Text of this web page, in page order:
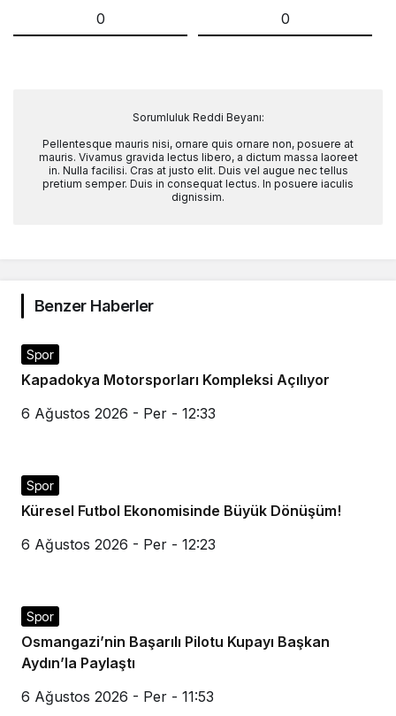
0 0
Sorumluluk Reddi Beyanı:
Pellentesque mauris nisi, ornare quis ornare non, posuere at
mauris. Vivamus gravida lectus libero, a dictum massa laoreet
in. Nulla facilisi. Cras at justo elit. Duis vel augue nec tellus
pretium semper. Duis in consequat lectus. In posuere iaculis
dignissim.
Benzer Haberler
Spor
Kapadokya Motorsporları Kompleksi Açılıyor
6 Ağustos 2026 - Per - 12:33
Spor
Küresel Futbol Ekonomisinde Büyük Dönüşüm!
6 Ağustos 2026 - Per - 12:23
Spor
Osmangazi’nin Başarılı Pilotu Kupayı Başkan
Aydın’la Paylaştı
6 Ağustos 2026 - Per - 11:53